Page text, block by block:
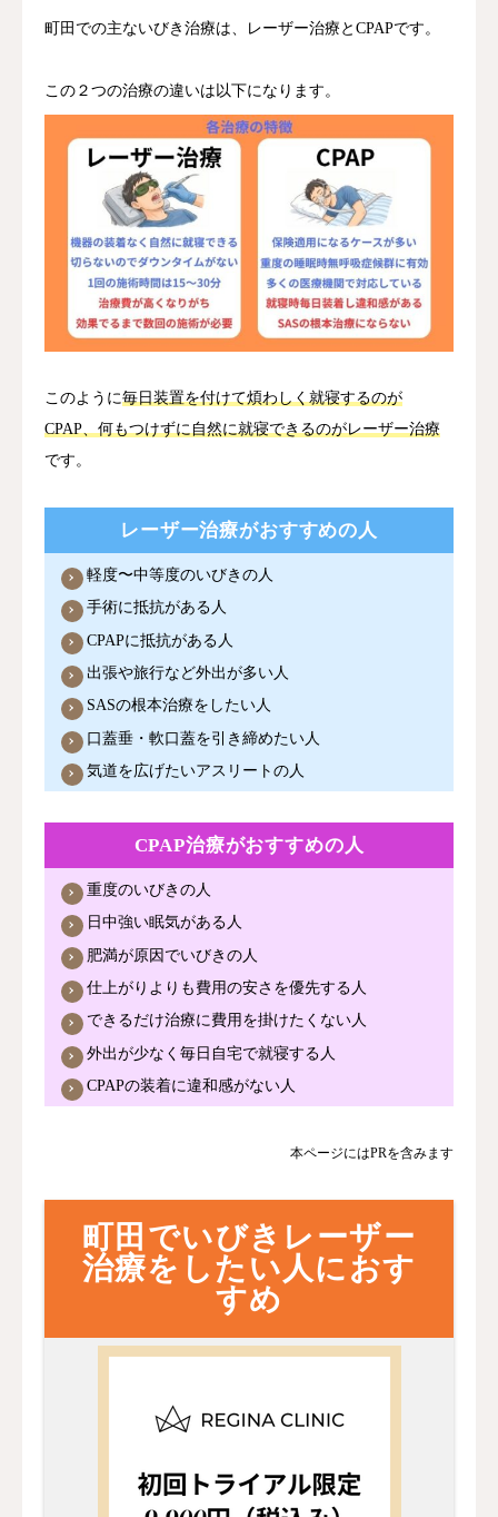
町田での主ないびき治療は、レーザー治療とCPAPです。
この２つの治療の違いは以下になります。
このように毎日装置を付けて煩わしく就寝するのが
CPAP、何もつけずに自然に就寝できるのがレーザー治療
です。
レーザー治療がおすすめの人
軽度〜中等度のいびきの人
手術に抵抗がある人
CPAPに抵抗がある人
出張や旅行など外出が多い人
SASの根本治療をしたい人
口蓋垂・軟口蓋を引き締めたい人
気道を広げたいアスリートの人
CPAP治療がおすすめの人
重度のいびきの人
日中強い眠気がある人
肥満が原因でいびきの人
仕上がりよりも費用の安さを優先する人
できるだけ治療に費用を掛けたくない人
外出が少なく毎日自宅で就寝する人
CPAPの装着に違和感がない人
本ページにはPRを含みます
町田でいびきレーザー
治療をしたい人におす
すめ